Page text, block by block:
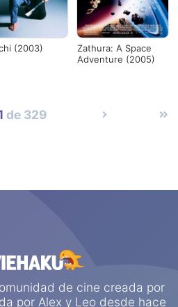
(2003)
Zathura: A Space
Adventure (2005)
de 329
de cine creada por
por Alex y Leo desde hace